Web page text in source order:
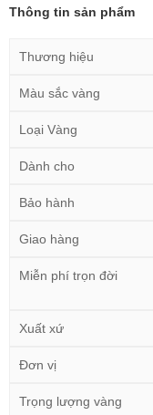
Thông tin sản phẩm
Thương hiệu
Màu sắc vàng
Loại Vàng
Dành cho
Bảo hành
Giao hàng
Miễn phí trọn đời
Xuất xứ
Đơn vị
Trọng lượng vàng